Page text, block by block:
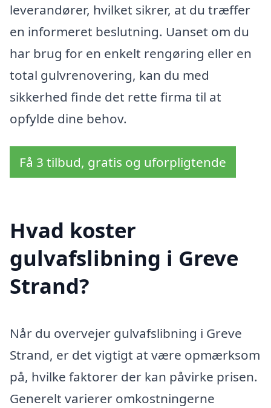
leverandører, hvilket sikrer, at du træffer
en informeret beslutning. Uanset om du
har brug for en enkelt rengøring eller en
total gulvrenovering, kan du med
sikkerhed finde det rette firma til at
opfylde dine behov.
Få 3 tilbud, gratis og uforpligtende
Hvad koster
gulvafslibning i Greve
Strand?
Når du overvejer gulvafslibning i Greve
Strand, er det vigtigt at være opmærksom
på, hvilke faktorer der kan påvirke prisen.
Generelt varierer omkostningerne